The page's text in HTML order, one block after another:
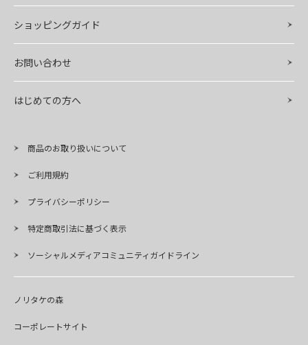
ショッピングガイド
お問い合わせ
はじめての方へ
商品のお取り扱いについて
ご利用規約
プライバシーポリシー
特定商取引法に基づく表示
ソーシャルメディアコミュニティガイドライン
ノリタケの森
コーポレートサイト